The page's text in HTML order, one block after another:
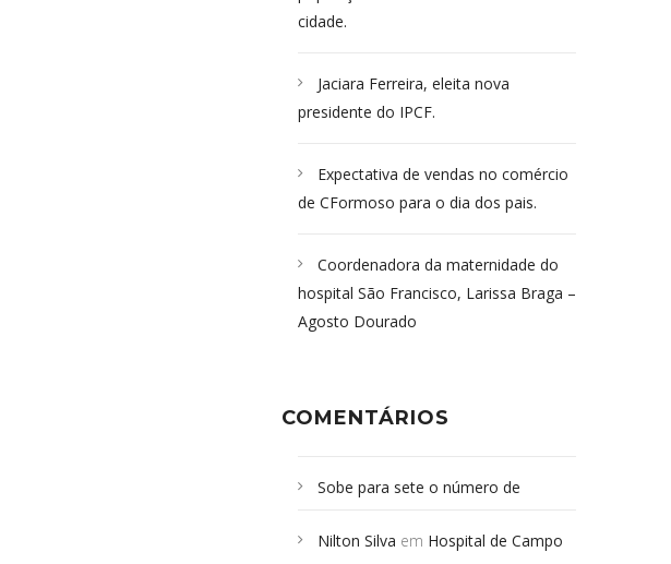
cidade.
Jaciara Ferreira, eleita nova
presidente do IPCF.
Expectativa de vendas no comércio
de CFormoso para o dia dos pais.
Coordenadora da maternidade do
hospital São Francisco, Larissa Braga –
Agosto Dourado
COMENTÁRIOS
Sobe para sete o número de
desabamento em São Paulo - Revista
Nilton Silva em Hospital de Campo